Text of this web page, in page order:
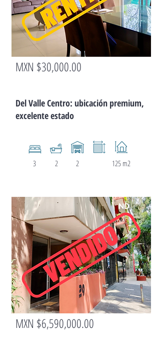
MXN $30,000.00
Del Valle Centro: ubicación premium,
excelente estado
3 2 2 125 m2
ND
MXN $6,590,000.00